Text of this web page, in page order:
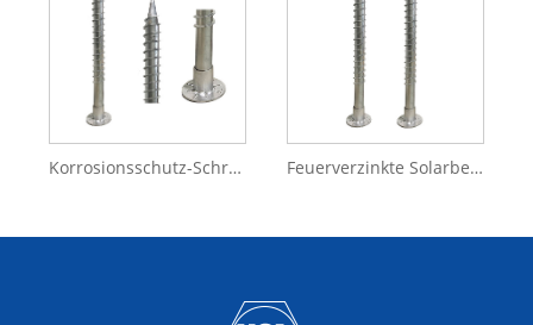
Korrosionsschutz-Schraubpfähle Erdungsschraube für Fundamente Feuerverzinkte Solarbeschläge Bodenmontage-Erdungsschraube für Halterung